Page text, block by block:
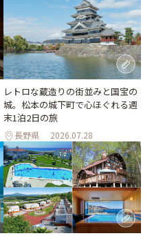
レトロな蔵造りの街並みと国宝の
城。松本の城下町で心ほぐれる週
末1泊2日の旅
長野県 2026.07.28